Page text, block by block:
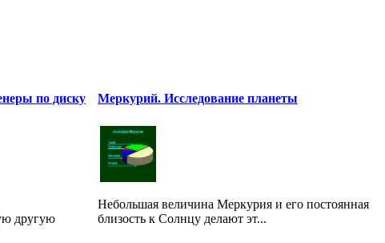
по диску
другую
Меркурий. Исследование планеты
Небольшая величина Меркурия и его постоянная
близость к Солнцу делают эт...